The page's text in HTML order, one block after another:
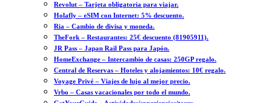
Revolut – Tarjeta obligatoria para viajar.
Holafly – eSIM con Internet: 5% descuento.
Ria – Cambio de divisa y moneda.
TheFork – Restaurantes: 25€ descuento (81905911).
JR Pass – Japan Rail Pass para Japón.
HomeExchange – Intercambio de casas: 250GP regalo.
Central de Reservas – Hoteles y alojamientos: 10€ regalo.
Voyage Privé – Viajes de lujo al mejor precio.
Vrbo – Casas vacacionales por todo el mundo.